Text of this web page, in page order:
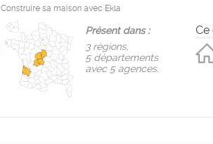
Construire sa maison avec Ekla
Présent dans :
3 règions,
5 départements
avec 5 agences.